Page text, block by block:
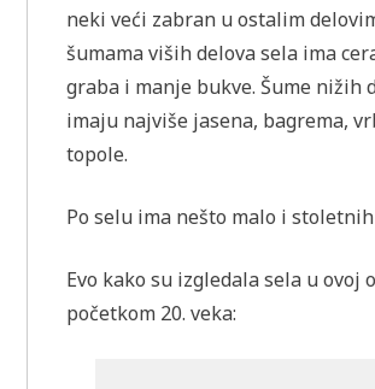
neki veći zabran u ostalim
šumama viših delova sela ima
graba i manje bukve. Šume nižih
imaju najviše jasena, bagrema,
topole.
Po selu ima nešto malo i
Evo kako su izgledala sela u ovoj
početkom 20. veka: